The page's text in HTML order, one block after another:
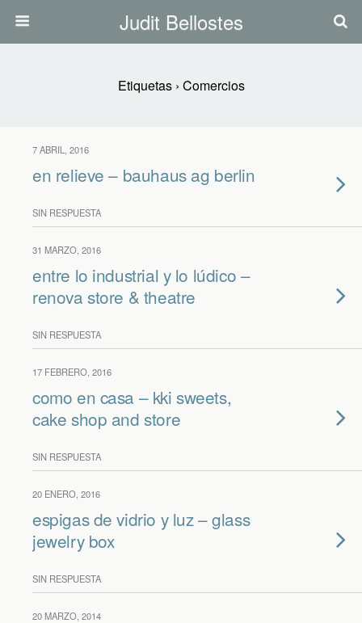
Judit Bellostes
Etiquetas › Comercios
7 ABRIL, 2016
en relieve – bauhaus ag berlin
SIN RESPUESTA
31 MARZO, 2016
entre lo industrial y lo lúdico –
renova store & theatre
SIN RESPUESTA
17 FEBRERO, 2016
como en casa – kki sweets,
cake shop and store
SIN RESPUESTA
20 ENERO, 2016
espigas de vidrio y luz – glass
jewelry box
SIN RESPUESTA
20 MARZO, 2014